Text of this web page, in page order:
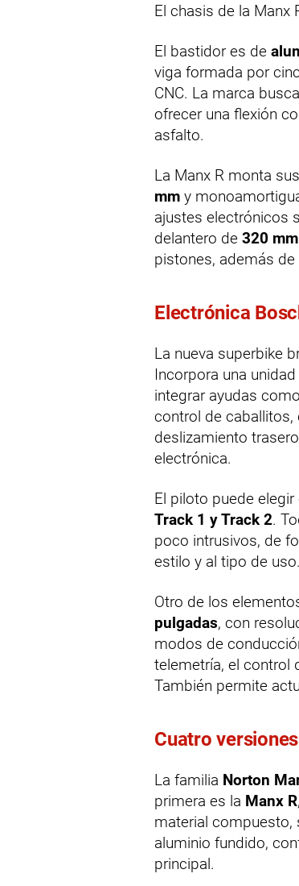
El chasis de la Manx
El bastidor es de
viga formada por
CNC. La marca
ofrecer una flexión
asfalto.
La Manx R monta
mm y
ajustes electrónicos
delantero de 320 mm
pistones, además
Electrónica
La nueva superbike
Incorpora una
integrar ayudas
control de caballitos,
deslizamiento
electrónica.
El piloto puede
Track 1 y Track 2.
poco intrusivos, de
estilo y al tipo de uso.
Otro de los
pulgadas, con
modos de
telemetría, el control
También permite
Cuatro
La familia Norton
primera es la Manx R
material compuesto,
aluminio fundido,
principal.